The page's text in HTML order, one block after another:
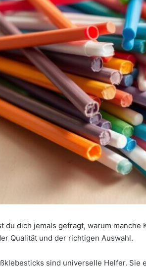
du dich jemals gefragt, warum
Qualität und der richtigen Auswahl.
sind universelle Helfer. Sie